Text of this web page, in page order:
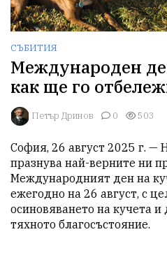
СЪБИТИЯ
Международен
как ще го
Петър Дринов 0 503
София, 26 август 2025 г. —
празнува най-верните ни
Международният ден на
ежегодно на 26 август, с
осиновяването на кучета
тяхното благосъстояние.